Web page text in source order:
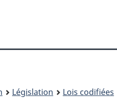
principal
À
site
version
Législation Lois codifiées